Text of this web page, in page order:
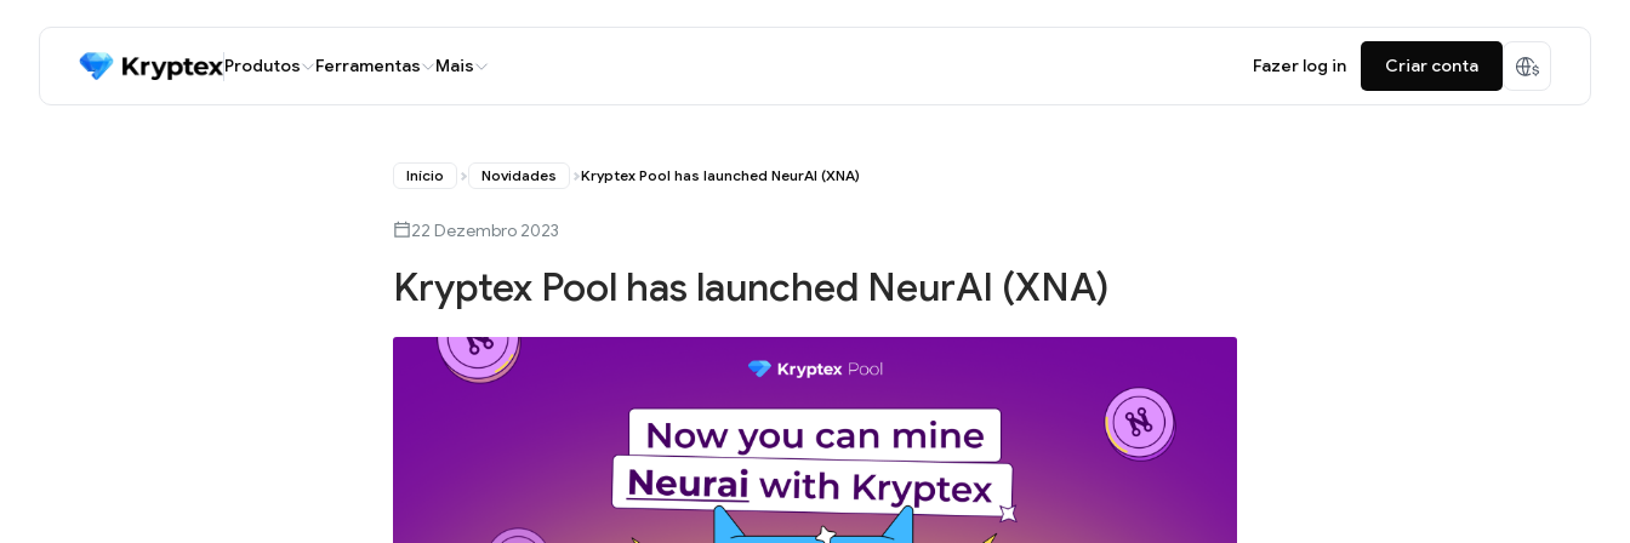
Produtos Ferramentas Mais Fazer log in Criar conta
Início Novidades Kryptex Pool has launched NeurAI (XNA)
22 Dezembro 2023
Kryptex Pool has launched NeurAI (XNA)